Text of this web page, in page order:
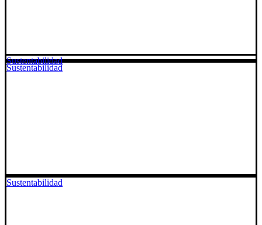
Sustentabilidad
Sustentabilidad
Sustentabilidad